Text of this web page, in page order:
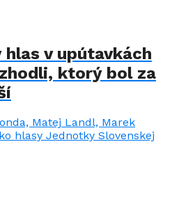
v upútavkách
ktorý bol za